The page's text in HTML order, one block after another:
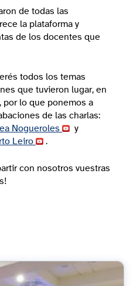
de todas las
la plataforma y
de los docentes que
todos los temas
que tuvieron lugar, en
por lo que ponemos a
de las charlas:
Nogueroles
y
Leiro
.
con nosotros vuestras